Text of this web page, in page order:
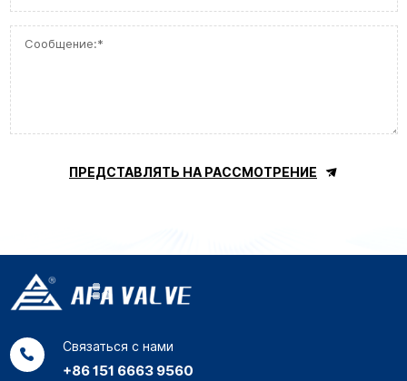
ПРЕДСТАВЛЯТЬ НА РАССМОТРЕНИЕ
Связаться с нами
+86 151 6663 9560